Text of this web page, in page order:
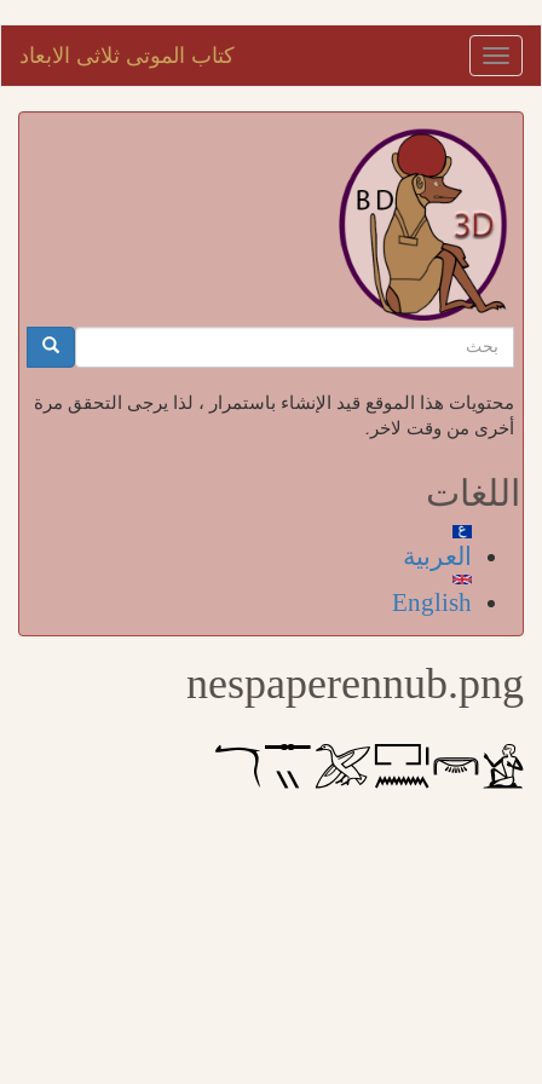
تجاوز
إلى
المحتوى
الرئيسي
كتاب الموتى ثلاثى الابعاد
Toggle
استمارة
البحث
محتويات هذا الموقع قيد الإنشاء باستمرار ، لذا يرجى التحقق مرة
أخرى من وقت لاخر.
اللغات
العربية
English
nespaperennub.png